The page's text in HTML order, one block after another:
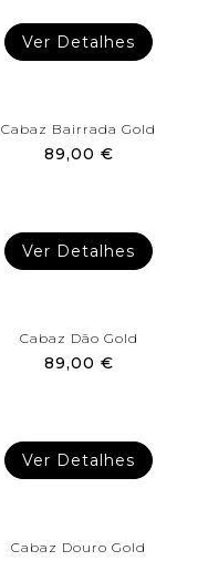
Ver Detalhes
Cabaz Bairrada Gold
89,00 €
Ver Detalhes
Cabaz Dão Gold
89,00 €
Ver Detalhes
Cabaz Douro Gold